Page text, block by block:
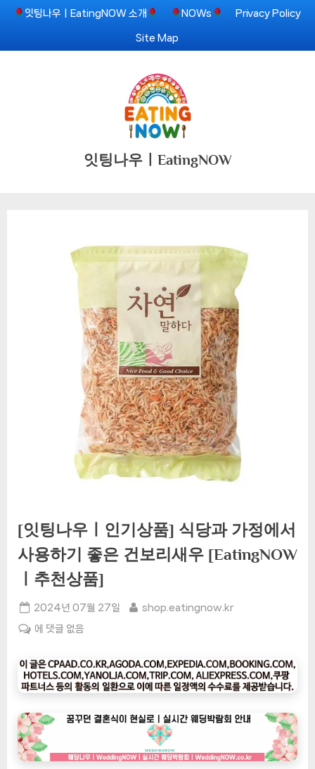
Skip
content
잇팅나우ㅣEatingNOW 소개 NOWs Privacy Policy
Site Map
잇팅나우ㅣEatingNOW
[잇팅나우ㅣ인기상품] 식당과 가정에서
사용하기 좋은 건보리새우 [EatingNOW
ㅣ추천상품]
Posted
on
2024년 07월 27일 By
shop.eatingnow.kr
[잇
나
우
ㅣ
인
기
상
품]
에 댓글 없음